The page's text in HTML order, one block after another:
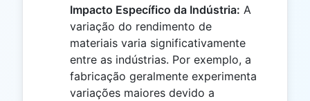
Impacto Específico da Indústria: A
variação do rendimento de
materiais varia significativamente
entre as indústrias. Por exemplo, a
fabricação geralmente experimenta
variações maiores devido a